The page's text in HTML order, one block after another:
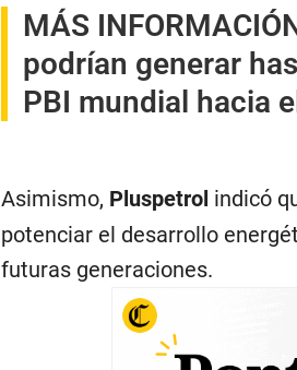
MÁS
podrían generar
PBI mundial hacia
Asimismo, Pluspetrol indicó
potenciar el desarrollo
futuras generaciones.